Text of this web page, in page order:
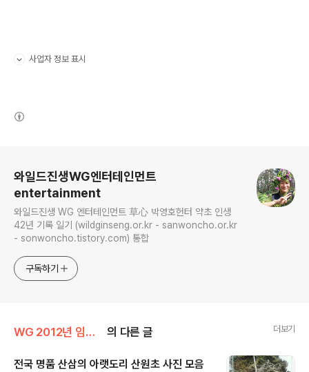
사업자 정보 표시
와일드진생WG엔터테인먼트
entertainment
와일드진생 WG 엔터테인먼트 草心 박영호헌터 약초 인생
42년 기록 일기 (wildginseng.or.kr - sanwoncho.or.kr
- sonwoncho.tistory.com) 통합
구독하기
WG 2012년 임진년 기록 의 다른 글 더보기
전국 명품 산삼의 아랫도리 산원초 사진 모음